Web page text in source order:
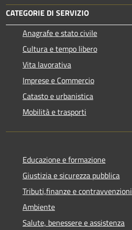
CATEGORIE DI SERVIZIO
Anagrafe e stato civile
Cultura e tempo libero
Vita lavorativa
Imprese e Commercio
Catasto e urbanistica
Mobilità e trasporti
Educazione e formazione
Giustizia e sicurezza pubblica
Tributi,finanze e contravvenzioni
Ambiente
Salute, benessere e assistenza